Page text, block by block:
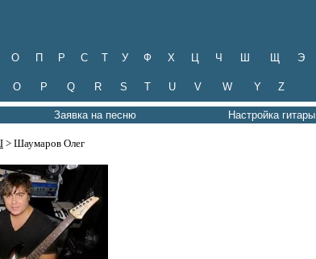
О П Р С Т У Ф Х Ц Ч Ш Щ Э
O P Q R S T U V W Y Z
Заявка на песню Настройка гитары
> Шаумаров Олег